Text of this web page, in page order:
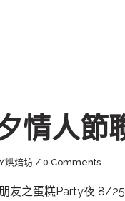
情人節
烘焙坊 0 Comments
友之蛋糕Party夜 8/